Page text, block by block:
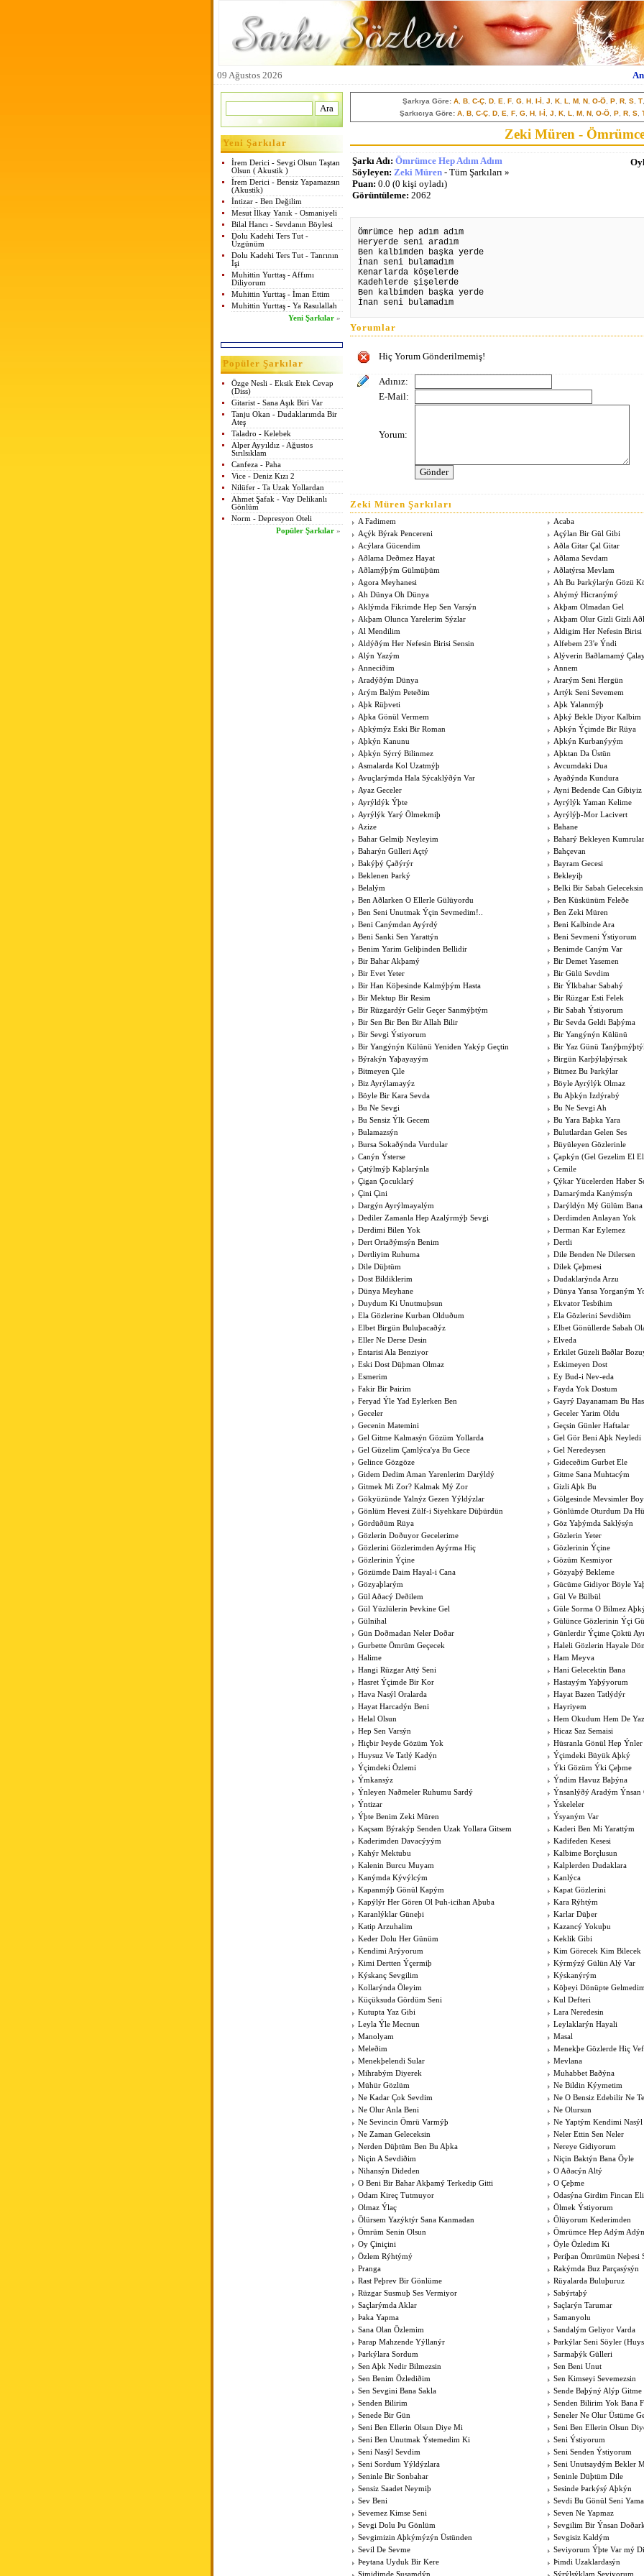
09 Ağustos 2026
Yeni Şarkılar
İrem Derici - Sevgi Olsun Taştan
Olsun ( Akustik )
İrem Derici - Bensiz Yapamazsın
(Akustik)
İntizar - Ben Değilim
Mesut İlkay Yanık - Osmaniyeli
Bilal Hancı - Sevdanın Böylesi
Dolu Kadehi Ters Tut -
Üzgünüm
Dolu Kadehi Ters Tut - Tanrının
İşi
Muhittin Yurttaş - Affımı
Diliyorum
Muhittin Yurttaş - İman Ettim
Muhittin Yurttaş - Ya Rasulallah
Yeni Şarkılar »
Popüler Şarkılar
Özge Nesli - Eksik Etek Cevap
(Diss)
Gitarist - Sana Aşık Biri Var
Tanju Okan - Dudaklarımda Bir
Ateş
Taladro - Kelebek
Alper Ayyıldız - Ağustos
Sırılsıklam
Canfeza - Paha
Vice - Deniz Kızı 2
Nilüfer - Ta Uzak Yollardan
Ahmet Şafak - Vay Delikanlı
Gönlüm
Norm - Depresyon Oteli
Popüler Şarkılar »
Şarkıya Göre: A B C-Ç D E F G H I-İ J K L M N O-Ö P R S T
Şarkıcıya Göre: A, B, C-Ç, D, E F, G, H, I-İ, J K, L M, N, O-Ö, P, R, S,
Zeki Müren -
Şarkı Adı: Ömrümce Hep Adım Adım
Söyleyen: Zeki Müren - Tüm Şarkıları »
Puan: 0.0 (0 kişi oyladı)
Görüntüleme: 2062
Ömrümce hep adım adım
Heryerde seni aradım
Ben kalbimden başka yerde
İnan seni bulamadım
Kenarlarda köşelerde
Kadehlerde şişelerde
Ben kalbimden başka yerde
İnan seni bulamadım
Yorumlar
Hiç Yorum Gönderilmemiş!
Adınız:
E-Mail:
Yorum:
Zeki Müren Şarkıları
A Fadimem
Acaba
Açýk Býrak Pencereni
Açýlan Bir Gül Gibi
Acýlara Gücendim
Aðla Gitar Çal Gitar
Aðlama Deðmez Hayat
Aðlama Sevdam
Aðlamýþým Gülmüþüm
Aðlatýrsa Mevlam
Agora Meyhanesi
Ah Bu Þarkýlarýn Gözü
Ah Dünya Oh Dünya
Ahýmý Hicranýmý
Aklýmda Fikrimde Hep Sen Varsýn
Akþam Olmadan Gel
Akþam Olunca Yarelerim Sýzlar
Akþam Olur Gizli Gizli
Al Mendilim
Aldigim Her Nefesin Birisi
Aldýðým Her Nefesin Birisi Sensin
Alfebem 23'e Ýndi
Alýn Yazým
Alýverin Baðlamamý
Anneciðim
Annem
Aradýðým Dünya
Ararým Seni Hergün
Arým Balým Peteðim
Artýk Seni Sevemem
Aþk Rüþveti
Aþk Yalanmýþ
Aþka Gönül Vermem
Aþký Bekle Diyor Kalbim
Aþkýmýz Eski Bir Roman
Aþkýn Ýçimde Bir Rüya
Aþkýn Kanunu
Aþkýn Kurbanýyým
Aþkýn Sýrrý Bilinmez
Aþktan Da Üstün
Asmalarda Kol Uzatmýþ
Avcumdaki Dua
Avuçlarýmda Hala Sýcaklýðýn Var
Ayaðýnda Kundura
Ayaz Geceler
Ayni Bedende Can Gibiyiz
Ayrýldýk Ýþte
Ayrýlýk Yaman Kelime
Ayrýlýk Yarý Ölmekmiþ
Ayrýlýþ-Mor Lacivert
Azize
Bahane
Bahar Gelmiþ Neyleyim
Baharý Bekleyen
Baharýn Gülleri Açtý
Bahçevan
Bakýþý Çaðýrýr
Bayram Gecesi
Beklenen Þarký
Bekleyiþ
Belalým
Belki Bir Sabah Geleceksin
Ben Aðlarken O Ellerle Gülüyordu
Ben Küskünüm Feleðe
Ben Seni Unutmak Ýçin Sevmedim!..
Ben Zeki Müren
Beni Canýmdan Ayýrdý
Beni Kalbinde Ara
Beni Sanki Sen Yarattýn
Beni Sevmeni Ýstiyorum
Benim Yarim Geliþinden Bellidir
Benimde Caným Var
Bir Bahar Akþamý
Bir Demet Yasemen
Bir Evet Yeter
Bir Gülü Sevdim
Bir Han Köþesinde Kalmýþým Hasta
Bir Ýlkbahar Sabahý
Bir Mektup Bir Resim
Bir Rüzgar Esti Felek
Bir Rüzgardýr Gelir Geçer Sanmýþtým
Bir Sabah Ýstiyorum
Bir Sen Bir Ben Bir Allah Bilir
Bir Sevda Geldi Baþýma
Bir Sevgi Ýstiyorum
Bir Yangýnýn Külünü
Bir Yangýnýn Külünü Yeniden Yakýp Geçtin
Bir Yaz Günü
Býrakýn Yaþayayým
Birgün Karþýlaþýrsak
Bitmeyen Çile
Bitmez Bu Þarkýlar
Biz Ayrýlamayýz
Böyle Ayrýlýk Olmaz
Böyle Bir Kara Sevda
Bu Aþkýn Izdýrabý
Bu Ne Sevgi
Bu Ne Sevgi Ah
Bu Sensiz Ýlk Gecem
Bu Yara Baþka Yara
Bulamazsýn
Bulutlardan Gelen Ses
Bursa Sokaðýnda Vurdular
Büyüleyen Gözlerinle
Canýn Ýsterse
Çapkýn (Gel Gezelim El
Çatýlmýþ Kaþlarýnla
Cemile
Çigan Çocuklarý
Çýkar Yücelerden Haber
Çini Çini
Damarýmda Kanýmsýn
Dargýn Ayrýlmayalým
Darýldýn Mý Gülüm Bana
Dediler Zamanla Hep Azalýrmýþ Sevgi
Derdimden Anlayan Yok
Derdimi Bilen Yok
Derman Kar Eylemez
Dert Ortaðýmsýn Benim
Dertli
Dertliyim Ruhuma
Dile Benden Ne Dilersen
Dile Düþtüm
Dilek Çeþmesi
Dost Bildiklerim
Dudaklarýnda Arzu
Dünya Meyhane
Dünya Yansa Yorganým
Duydum Ki Unutmuþsun
Ekvator Tesbihim
Ela Gözlerine Kurban Olduðum
Ela Gözlerini Sevdiðim
Elbet Birgün Buluþacaðýz
Elbet Gönüllerde Sabah
Eller Ne Derse Desin
Elveda
Entarisi Ala Benziyor
Erkilet Güzeli Baðlar
Eski Dost Düþman Olmaz
Eskimeyen Dost
Esmerim
Ey Bud-i Nev-eda
Fakir Bir Þairim
Fayda Yok Dostum
Feryad Ýle Yad Eylerken Ben
Gayrý Dayanamam Bu
Geceler
Geceler Yarim Oldu
Gecenin Matemini
Geçsin Günler Haftalar
Gel Gitme Kalmasýn Gözüm Yollarda
Gel Gör Beni Aþk Neyledi
Gel Güzelim Çamlýca'ya Bu Gece
Gel Neredeysen
Gelince Gözgöze
Gideceðim Gurbet Ele
Gidem Dedim Aman Yarenlerim Darýldý
Gitme Sana Muhtacým
Gitmek Mi Zor? Kalmak Mý Zor
Gizli Aþk Bu
Gökyüzünde Yalnýz Gezen Yýldýzlar
Gölgesinde Mevsimler
Gönlüm Hevesi Zülf-i Siyehkare Düþürdün
Gönlümde Oturdum Da
Gördüðüm Rüya
Göz Yaþýmda Saklýsýn
Gözlerin Doðuyor Gecelerime
Gözlerin Yeter
Gözlerini Gözlerimden Ayýrma Hiç
Gözlerinin Ýçine
Gözlerinin Ýçine
Gözüm Kesmiyor
Gözümde Daim Hayal-i Cana
Gözyaþý Bekleme
Gözyaþlarým
Gücüme Gidiyor Böyle
Gül Aðacý Deðilem
Gül Ve Bülbül
Gül Yüzlülerin Þevkine Gel
Güle Sorma O Bilmez
Gülnihal
Gülünce Gözlerinin Ýçi
Gün Doðmadan Neler Doðar
Günlerdir Ýçime Çöktü
Gurbette Ömrüm Geçecek
Haleli Gözlerin Hayale
Halime
Ham Meyva
Hangi Rüzgar Attý Seni
Hani Gelecektin Bana
Hasret Ýçimde Bir Kor
Hastayým Yaþýyorum
Hava Nasýl Oralarda
Hayat Bazen Tatlýdýr
Hayat Harcadýn Beni
Hayriyem
Helal Olsun
Hem Okudum Hem De
Hep Sen Varsýn
Hicaz Saz Semaisi
Hiçbir Þeyde Gözüm Yok
Hüsranla Gönül Hep Ýnler
Huysuz Ve Tatlý Kadýn
Ýçimdeki Büyük Aþký
Ýçimdeki Özlemi
Ýki Gözüm Ýki Çeþme
Ýmkansýz
Ýndim Havuz Baþýna
Ýnleyen Naðmeler Ruhumu Sardý
Ýnsanlýðý Aradým Ýnsan
Ýntizar
Ýskeleler
Ýþte Benim Zeki Müren
Ýsyaným Var
Kaçsam Býrakýp Senden Uzak Yollara Gitsem
Kaderi Ben Mi Yarattým
Kaderimden Davacýyým
Kadifeden Kesesi
Kahýr Mektubu
Kalbime Borçlusun
Kalenin Burcu Muyam
Kalplerden Dudaklara
Kanýmda Kývýlcým
Kanlýca
Kapanmýþ Gönül Kapým
Kapat Gözlerini
Kapýlýr Her Gören Ol Þuh-icihan Aþuba
Kara Rýhtým
Karanlýklar Güneþi
Karlar Düþer
Katip Arzuhalim
Kazancý Yokuþu
Keder Dolu Her Günüm
Keklik Gibi
Kendimi Arýyorum
Kim Görecek Kim Bilecek
Kimi Dertten Ýçermiþ
Kýrmýzý Gülün Alý Var
Kýskanç Sevgilim
Kýskanýrým
Kollarýnda Öleyim
Köþeyi Dönüpte
Küçüksuda Gördüm Seni
Kul Defteri
Kutupta Yaz Gibi
Lara Neredesin
Leyla Ýle Mecnun
Leylaklarýn Hayali
Manolyam
Masal
Meleðim
Menekþe Gözlerde Hiç
Menekþelendi Sular
Mevlana
Mihrabým Diyerek
Muhabbet Baðýna
Mühür Gözlüm
Ne Bildin Kýymetim
Ne Kadar Çok Sevdim
Ne O Bensiz Edebilir Ne
Ne Olur Anla Beni
Ne Olursun
Ne Sevincin Ömrü Varmýþ
Ne Yaptým Kendimi
Ne Zaman Geleceksin
Neler Ettin Sen Neler
Nerden Düþtüm Ben Bu Aþka
Nereye Gidiyorum
Niçin A Sevdiðim
Niçin Baktýn Bana Öyle
Nihansýn Dideden
O Aðacýn Altý
O Beni Bir Bahar Akþamý Terkedip Gitti
O Çeþme
Odam Kireç Tutmuyor
Odasýna Girdim Fincan
Olmaz Ýlaç
Ölmek Ýstiyorum
Ölürsem Yazýktýr Sana Kanmadan
Ölüyorum Kederimden
Ömrüm Senin Olsun
Ömrümce Hep Adým
Oy Çiniçini
Öyle Özledim Ki
Özlem Rýhtýmý
Periþan Ömrümün Neþesi
Pranga
Rakýmda Buz Parçasýsýn
Rast Peþrev Bir Gönlüme
Rüyalarda Buluþuruz
Rüzgar Susmuþ Ses Vermiyor
Sabýrtaþý
Saçlarýmda Aklar
Saçlarýn Tarumar
Þaka Yapma
Samanyolu
Sana Olan Özlemim
Sandalým Geliyor Varda
Þarap Mahzende Yýllanýr
Þarkýlar Seni Söyler
Þarkýlara Sordum
Sarmaþýk Gülleri
Sen Aþk Nedir Bilmezsin
Sen Beni Unut
Sen Benim Özlediðim
Sen Kimseyi Sevemezsin
Sen Sevgini Bana Sakla
Sende Baþýný Alýp Gitme
Senden Bilirim
Senden Bilirim Yok Bana
Senede Bir Gün
Seneler Ne Olur Üstüme
Seni Ben Ellerin Olsun Diye Mi
Seni Ben Ellerin Olsun
Seni Ben Unutmak Ýstemedim Ki
Seni Ýstiyorum
Seni Nasýl Sevdim
Seni Senden Ýstiyorum
Seni Sordum Yýldýzlara
Seni Unutsaydým Bekler
Seninle Bir Sonbahar
Seninle Düþtüm Dile
Sensiz Saadet Neymiþ
Sesinde Þarkýsý Aþkýn
Sev Beni
Sevdi Bu Gönül Seni
Sevemez Kimse Seni
Seven Ne Yapmaz
Sevgi Dolu Þu Gönlüm
Sevgilim Bir Ýnsan
Sevgimizin Aþkýmýzýn Üstünden
Sevgisiz Kaldým
Sevil De Sevme
Seviyorum Ýþte Var mý
Þeytana Uyduk Bir Kere
Þimdi Uzaklardasýn